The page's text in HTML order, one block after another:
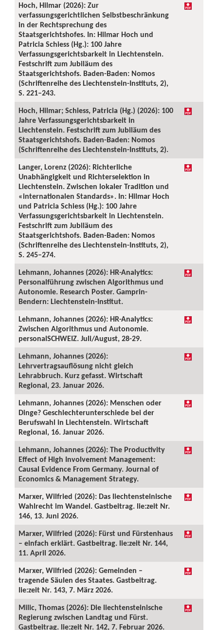
Hoch, Hilmar (2026): Zur
verfassungsgerichtlichen Selbstbeschränkung
in der Rechtsprechung des
Staatsgerichtshofes. In: Hilmar Hoch und
Patricia Schiess (Hg.): 100 Jahre
Verfassungsgerichtsbarkeit in Liechtenstein.
Festschrift zum Jubiläum des
Staatsgerichtshofs. Baden-Baden: Nomos
(Schriftenreihe des Liechtenstein-Instituts, 2),
S. 221–243.
Hoch, Hilmar; Schiess, Patricia (Hg.) (2026): 100
Jahre Verfassungsgerichtsbarkeit in
Liechtenstein. Festschrift zum Jubiläum des
Staatsgerichtshofs. Baden-Baden: Nomos
(Schriftenreihe des Liechtenstein-Instituts, 2).
Langer, Lorenz (2026): Richterliche
Unabhängigkeit und Richterselektion in
Liechtenstein. Zwischen lokaler Tradition und
«internationalen Standards». In: Hilmar Hoch
und Patricia Schiess (Hg.): 100 Jahre
Verfassungsgerichtsbarkeit in Liechtenstein.
Festschrift zum Jubiläum des
Staatsgerichtshofs. Baden-Baden: Nomos
(Schriftenreihe des Liechtenstein-Instituts, 2),
S. 245–274.
Lehmann, Johannes (2026): HR-Analytics:
Personalführung zwischen Algorithmus und
Autonomie. Research Poster. Gamprin-
Bendern: Liechtenstein-Institut.
Lehmann, Johannes (2026): HR-Analytics:
Zwischen Algorithmus und Autonomie.
personalSCHWEIZ. Juli/August, 28-29.
Lehmann, Johannes (2026):
Lehrvertragsauflösung nicht gleich
Lehrabbruch. Kurz gefasst. Wirtschaft
Regional, 23. Januar 2026.
Lehmann, Johannes (2026): Menschen oder
Dinge? Geschlechterunterschiede bei der
Berufswahl in Liechtenstein. Wirtschaft
Regional, 16. Januar 2026.
Lehmann, Johannes (2026): The Productivity
Effect of High Involvement Management:
Causal Evidence From Germany. Journal of
Economics & Management Strategy.
Marxer, Wilfried (2026): Das liechtensteinische
Wahlrecht im Wandel. Gastbeitrag. lie:zeit Nr.
146, 13. Juni 2026.
Marxer, Wilfried (2026): Fürst und Fürstenhaus
– einfach erklärt. Gastbeitrag. lie:zeit Nr. 144,
11. April 2026.
Marxer, Wilfried (2026): Gemeinden –
tragende Säulen des Staates. Gastbeitrag.
lie:zeit Nr. 143, 7. März 2026.
Milic, Thomas (2026): Die liechtensteinische
Regierung zwischen Landtag und Fürst.
Gastbeitrag. lie:zeit Nr. 142, 7. Februar 2026.